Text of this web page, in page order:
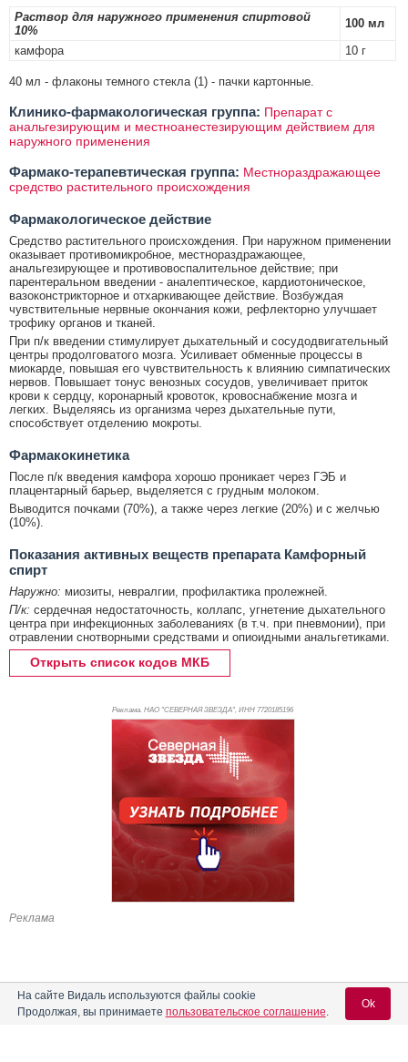
Раствор для наружного применения спиртовой
10%
100 мл
камфора
10 г
40 мл - флаконы темного стекла (1) - пачки картонные.
Клинико-фармакологическая группа: Препарат с
анальгезирующим и местноанестезирующим действием для
наружного применения
Фармако-терапевтическая группа: Местнораздражающее
средство растительного происхождения
Фармакологическое действие
Средство растительного происхождения. При наружном применении
оказывает противомикробное, местнораздражающее,
анальгезирующее и противовоспалительное действие; при
парентеральном введении - аналептическое, кардиотоническое,
вазоконстрикторное и отхаркивающее действие. Возбуждая
чувствительные нервные окончания кожи, рефлекторно улучшает
трофику органов и тканей.
При п/к введении стимулирует дыхательный и сосудодвигательный
центры продолговатого мозга. Усиливает обменные процессы в
миокарде, повышая его чувствительность к влиянию симпатических
нервов. Повышает тонус венозных сосудов, увеличивает приток
крови к сердцу, коронарный кровоток, кровоснабжение мозга и
легких. Выделяясь из организма через дыхательные пути,
способствует отделению мокроты.
Фармакокинетика
После п/к введения камфора хорошо проникает через ГЭБ и
плацентарный барьер, выделяется с грудным молоком.
Выводится почками (70%), а также через легкие (20%) и с желчью
(10%).
Показания активных веществ препарата Камфорный
спирт
Наружно: миозиты, невралгии, профилактика пролежней.
П/к: сердечная недостаточность, коллапс, угнетение дыхательного
центра при инфекционных заболеваниях (в т.ч. при пневмонии), при
отравлении снотворными средствами и опиоидными анальгетиками.
Открыть список кодов МКБ
Реклама. НАО "СЕВЕРНАЯ ЗВЕЗДА", ИНН 7720185196
Реклама
На сайте Видаль используются файлы cookie
Продолжая, вы принимаете пользовательское соглашение.
Ok